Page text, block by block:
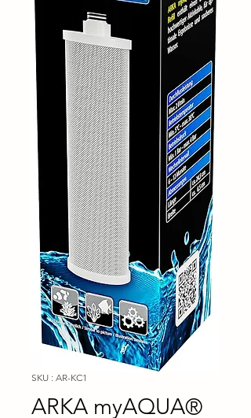
SKU : AR-KC1
ARKA myAQUA®